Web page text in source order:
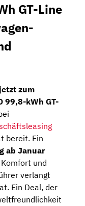
GT-Line
zum
99,8-kWh GT-
bereit. Ein
ab Januar
und
verlangt
Ein Deal, der